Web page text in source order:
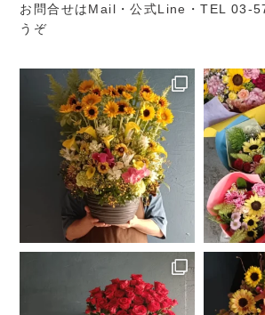
お問合せはMail ・公式Line ・TEL 03-
うぞ